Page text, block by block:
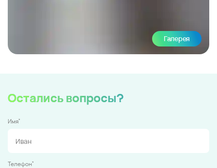
Галерея
Остались вопросы?
Имя*
Телефон*